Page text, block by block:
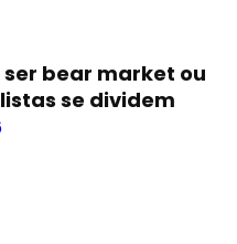
bear market ou
se dividem